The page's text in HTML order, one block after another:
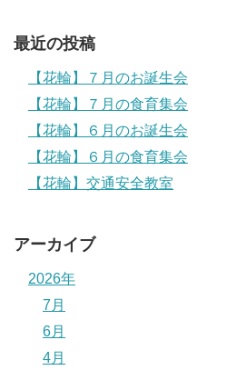
最近の投稿
【花輪】７月のお誕生会
【花輪】７月の食育集会
【花輪】６月のお誕生会
【花輪】６月の食育集会
【花輪】交通安全教室
アーカイブ
2026年
7月
6月
4月